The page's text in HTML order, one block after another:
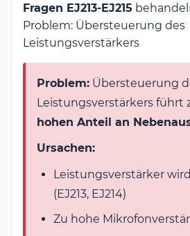
Fragen EJ213-EJ215
Problem: Übersteuerung des
Leistungsverstärkers
Problem: Übersteuerung
Leistungsverstärkers führt
hohen Anteil an
Ursachen:
Leistungsverstärker
(EJ213, EJ214)
Zu hohe